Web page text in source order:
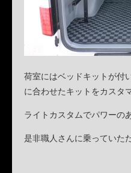
荷室にはベッドキットが付
に合わせたキットをカスタ
ライトカスタムでパワーの
是非職人さんに乗っていた